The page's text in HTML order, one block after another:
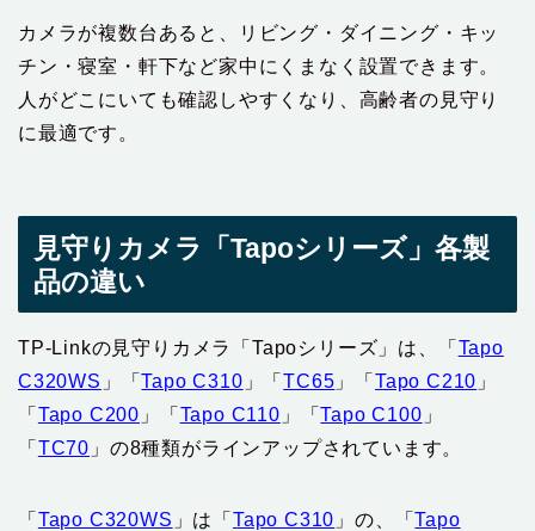
カメラが複数台あると、リビング・ダイニング・キッ
チン・寝室・軒下など家中にくまなく設置できます。
人がどこにいても確認しやすくなり、高齢者の見守り
に最適です。
見守りカメラ「Tapoシリーズ」各製
品の違い
TP-Linkの見守りカメラ「Tapoシリーズ」は、「 Tapo
C320WS 」「Tapo C310 」「TC65 」「‎Tapo C210 」
「‎ Tapo C200 」「 ‎Tapo C110 」「‎Tapo C100 」
「 ‎TC70 」の8種類がラインアップされています。
「 Tapo C320WS 」は「Tapo C310 」の、「‎Tapo